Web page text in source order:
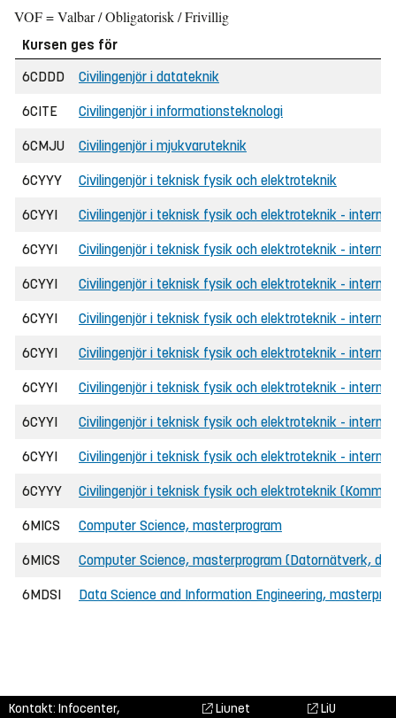
VOF = Valbar / Obligatorisk / Frivillig
Kursen ges för
6CDDD
Civilingenjör i datateknik
6CITE Civilingenjör i informationsteknologi
6CMJU Civilingenjör i mjukvaruteknik
6CYYY Civilingenjör i teknisk fysik och elektroteknik
6CYYI Civilingenjör i teknisk fysik och elektroteknik -
6CYYI Civilingenjör i teknisk fysik och elektroteknik -
6CYYI Civilingenjör i teknisk fysik och elektroteknik -
6CYYI Civilingenjör i teknisk fysik och elektroteknik -
6CYYI Civilingenjör i teknisk fysik och elektroteknik -
6CYYI Civilingenjör i teknisk fysik och elektroteknik -
6CYYI Civilingenjör i teknisk fysik och elektroteknik -
6CYYI Civilingenjör i teknisk fysik och elektroteknik -
6CYYY Civilingenjör i teknisk fysik och elektroteknik
6MICS Computer Science, masterprogram
6MICS Computer Science, masterprogram (Datornätverk,
6MDSI Data Science and Information Engineering,
Kontakt: Infocenter, Liunet LiU